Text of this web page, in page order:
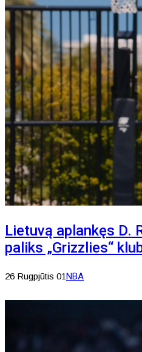
Lietuvą aplankęs D.
paliks „Grizzlies“
26 Rugpjūtis 01NBA